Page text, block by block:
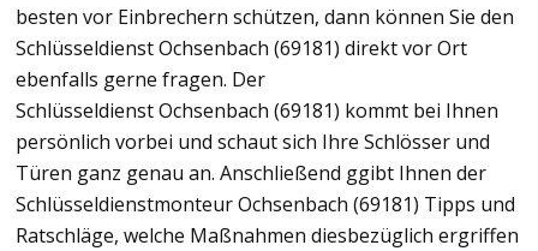
besten vor Einbrechern schützen, dann können Sie den
Schlüsseldienst Ochsenbach (69181) direkt vor Ort
ebenfalls gerne fragen. Der
Schlüsseldienst Ochsenbach (69181) kommt bei Ihnen
persönlich vorbei und schaut sich Ihre Schlösser und
Türen ganz genau an. Anschließend ggibt Ihnen der
Schlüsseldienstmonteur Ochsenbach (69181) Tipps und
Ratschläge, welche Maßnahmen diesbezüglich ergriffen